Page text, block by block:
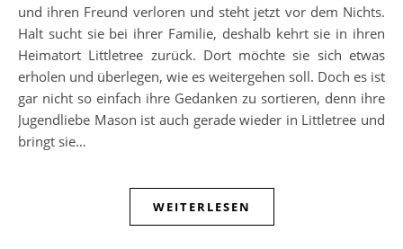
und ihren Freund verloren und steht jetzt vor dem Nichts.
Halt sucht sie bei ihrer Familie, deshalb kehrt sie in ihren
Heimatort Littletree zurück. Dort möchte sie sich etwas
erholen und überlegen, wie es weitergehen soll. Doch es ist
gar nicht so einfach ihre Gedanken zu sortieren, denn ihre
Jugendliebe Mason ist auch gerade wieder in Littletree und
bringt sie…
WEITERLESEN